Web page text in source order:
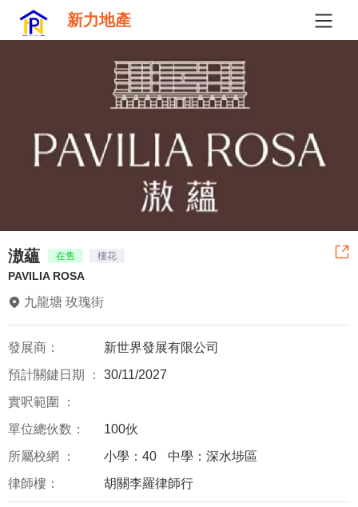
新力地產
滶蘊 在售 樓花
PAVILIA ROSA
九龍塘 玫瑰街
預計關鍵日期 ： 30/11/2027
單位總伙数： 100伙
實呎範圍 ：
律師樓： 胡關李羅律師行
所屬校網 ： 小學：40 中學：深水埗區
發展商： 新世界發展有限公司